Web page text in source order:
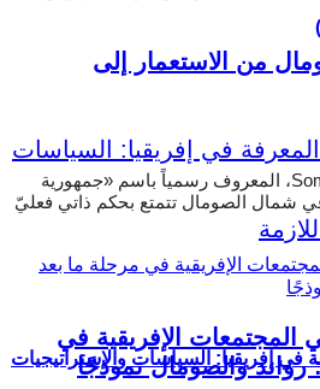
في إفريقيا: السياسات والإستراتيجيات
من الاستعمار إلى
إقليم أرض الصومال Somaliland، المعروف رسمياً باسم «جمهورية
شمال الصومال تتمتع بحكم ذاتي فعليّ
المجتمعات الإفريقية في
والصومال نموذجًا